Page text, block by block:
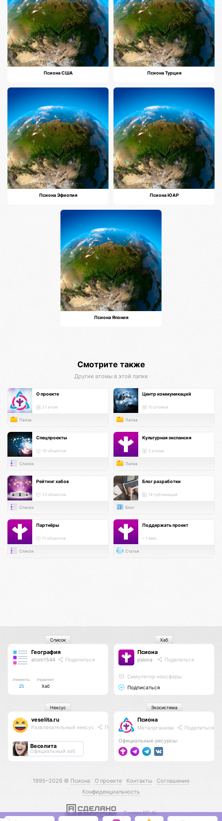
Псиона США Псиона Турция
Псиона Эфиопия Псиона ЮАР
Псиона Япония
Смотрите также
Другие атомы в этой папке
О проекте
21 атом
Папка
Центр коммуникаций
10 атомов
Папка
Спецпроекты
10 объектов
Список
Культурная экспансия
3 атома
Папка
Рейтинг хабов
13 объектов
Список
Блог разработки
14 публикаций
Блог
Партнёры
11 объектов
Список
Поддержать проект
< 1 мин.
Статья
География
atom1544 Поделиться
Элементы
25
Управляет
Хаб
Список
Псиона
psiona Поделиться
Cимулятор ноосферы
Подписаться
Хаб
veselita.ru
Развлекательный нексус Поделиться
Веселита
Официальный хаб
Нексус
Псиона
Метаорганизм Поделиться
Официальные ресурсы:
Экосистема
1995–2026 © Псиона О проекте Контакты
Соглашение
Конфиденциальность
С нами КО 🕉️